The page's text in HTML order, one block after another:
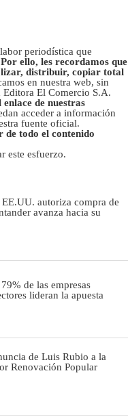
periodística que
Por ello, les recordamos que
distribuir, copiar total
en nuestra web, sin
Editora El Comercio S.A.
de nuestras
acceder a información
fuente oficial.
todo el contenido
este esfuerzo.
EE.UU. autoriza compra de
avanza hacia su
de las empresas
lideran la apuesta
de Luis Rubio a la
Renovación Popular